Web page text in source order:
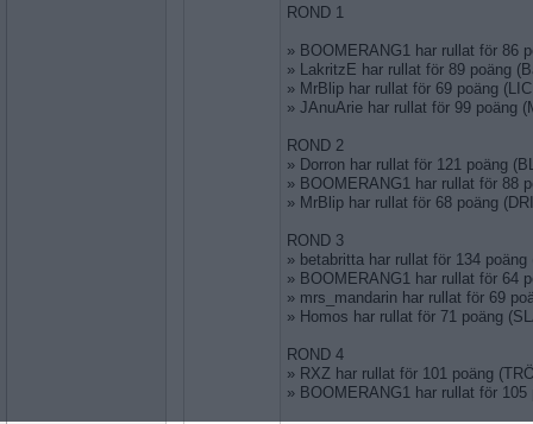
ROND 1
» BOOMERANG1 har rullat för 86
» LakritzE har rullat för 89 poäng
» MrBlip har rullat för 69 poäng
» JAnuArie har rullat för 99 poäng
ROND 2
» Dorron har rullat för 121 poäng
» BOOMERANG1 har rullat för 88
» MrBlip har rullat för 68 poäng
ROND 3
» betabritta har rullat för 134
» BOOMERANG1 har rullat för 64
» mrs_mandarin har rullat för 69
» Homos har rullat för 71 poäng
ROND 4
» RXZ har rullat för 101 poäng
» BOOMERANG1 har rullat för 105